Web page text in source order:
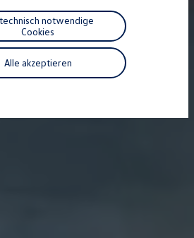
und Ladekabel
für Ihr Modell finden
Apps, Login und Shop
Fahrzeug verbinden
Alle akzeptieren
notwendige
Cookies